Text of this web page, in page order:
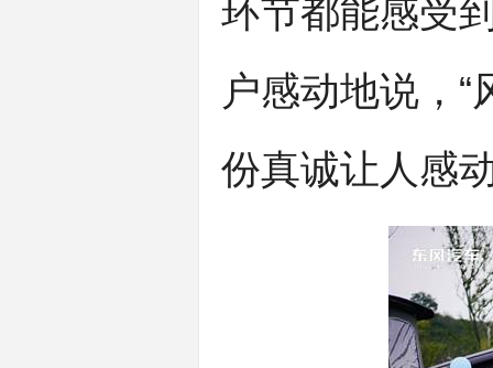
环节都能感受
户感动地说，
份真诚让人感